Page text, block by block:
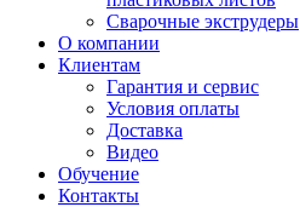
Сварочные экструдеры
О компании
Клиентам
Гарантия и сервис
Условия оплаты
Доставка
Видео
Обучение
Контакты